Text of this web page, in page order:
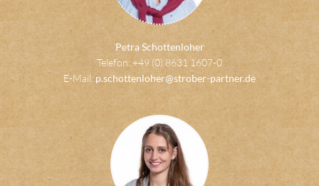
Petra Schottenloher
Telefon: +49 (0) 8631 1607-0
E-Mail:p.schottenloher@strober-partner.de